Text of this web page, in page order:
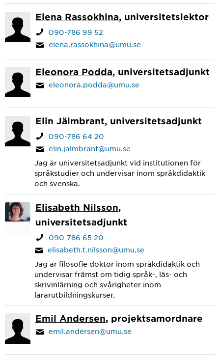
Elena Rassokhina, universitetslektor
090-786 99 52
elena.rassokhina@umu.se
Eleonora Podda, universitetsadjunkt
eleonora.podda@umu.se
Elin Jälmbrant, universitetsadjunkt
090-786 64 20
elin.jalmbrant@umu.se
Jag är universitetsadjunkt vid institutionen för
språkstudier och undervisar inom språkdidaktik
och svenska.
Elisabeth Nilsson,
universitetsadjunkt
090-786 65 20
elisabeth.t.nilsson@umu.se
Jag är filosofie doktor inom språkdidaktik och
undervisar främst om tidig språk-, läs- och
skrivinlärning och svårigheter inom
lärarutbildningskurser.
Emil Andersen, projektsamordnare
emil.andersen@umu.se